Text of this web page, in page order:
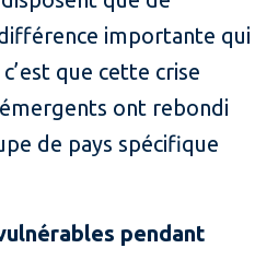
importante qui
que cette crise
ont rebondi
de pays spécifique
pendant